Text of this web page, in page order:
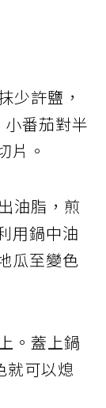
少許鹽，
番茄對半
片。
油脂，煎
用鍋中油
瓜至變色
。蓋上鍋
就可以熄